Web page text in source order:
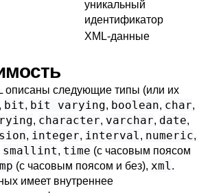
уникальный
идентификатор
XML-данные
описаны следующие типы (или их
, bit, bit varying, boolean, char,
, character, varchar, date,
, integer, interval, numeric,
smallint, time (с часовым поясом
(с часовым поясом и без), xml.
имеет внутреннее